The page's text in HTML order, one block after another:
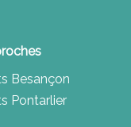
Besançon
Pontarlier